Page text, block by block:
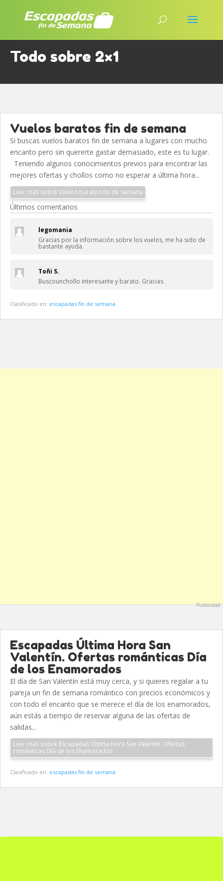
Todo sobre 2×1
Vuelos baratos fin de semana
Si buscas vuelos baratos fin de semana a lugares con mucho
encanto pero sin quererte gastar demasiado, este es tu lugar.
Teniendo algunos conocimientos previos para encontrar las
mejores ofertas y chollos como no esperar a última hora...
Leer más sobre Vuelos baratos fin de semana
Últimos comentarios
legomania
Gracias por la información sobre los vuelos, me ha sido de
bastante ayuda.
Toñi S.
Buscounchollo interesante y barato. Gracias
Clasificado en: escapadas fin de semana
Publicidad
Escapadas Última Hora San
Valentín. Ofertas románticas Día
de los Enamorados
El día de San Valentín está muy cerca, y si quieres regalar a tu
pareja un fin de semana romántico con precios económicos y
con todo el encanto que se merece el día de los enamorados,
aún estás a tiempo de reservar alguna de las ofertas de
salidas...
Leer más sobre Escapadas Última Hora San Valentín. Ofertas
románticas Día de los Enamorados
Clasificado en: escapadas fin de semana